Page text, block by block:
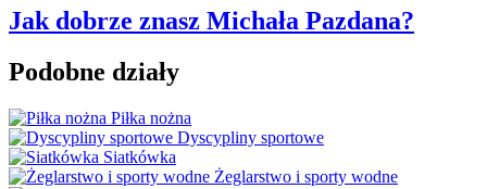
Jak dobrze znasz Michała Pazdana?
Podobne działy
Piłka nożna
Dyscypliny sportowe
Siatkówka
Żeglarstwo i sporty wodne